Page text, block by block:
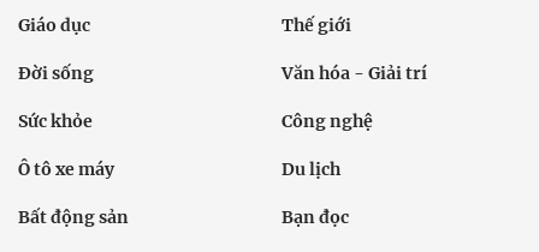
Giáo dục Thế giới
Đời sống Văn hóa - Giải trí
Sức khỏe Công nghệ
Ô tô xe máy Du lịch
Bất động sản Bạn đọc